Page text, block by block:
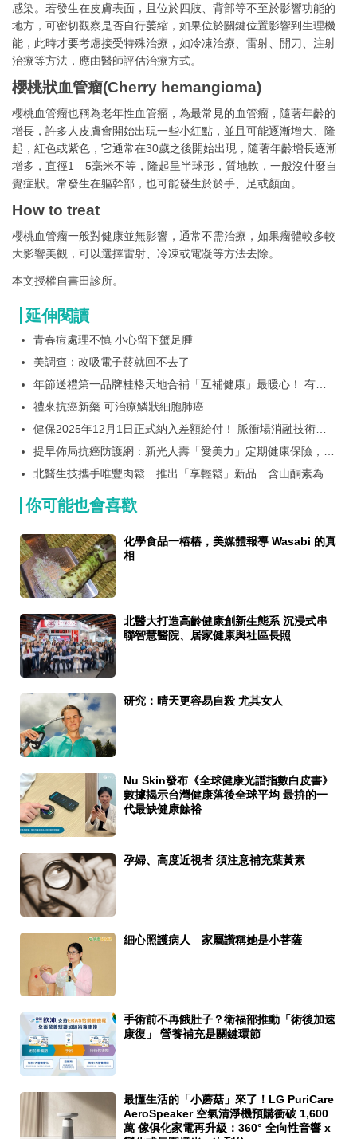
感染。若發生在皮膚表面，且位於四肢、背部等不至於影響功能的
地方，可密切觀察是否自行萎縮，如果位於關鍵位置影響到生理機
能，此時才要考慮接受特殊治療，如冷凍治療、雷射、開刀、注射
治療等方法，應由醫師評估治療方式。
櫻桃狀血管瘤(Cherry hemangioma)
櫻桃血管瘤也稱為老年性血管瘤，為最常見的血管瘤，隨著年齡的
增長，許多人皮膚會開始出現一些小紅點，並且可能逐漸增大、隆
起，紅色或紫色，它通常在30歲之後開始出現，隨著年齡增長逐漸
增多，直徑1—5毫米不等，隆起呈半球形，質地軟，一般沒什麼自
覺症狀。常發生在軀幹部，也可能發生於於手、足或顏面。
How to treat
櫻桃血管瘤一般對健康並無影響，通常不需治療，如果瘤體較多較
大影響美觀，可以選擇雷射、冷凍或電凝等方法去除。
本文授權自書田診所。
延伸閱讀
青春痘處理不慎 小心留下蟹足腫
美調查：改吸電子菸就回不去了
年節送禮第一品牌桂格天地合補「互補健康」最暖心！ 有認
證才是真心意！唯一國家護肝認證*桂格養氣人蔘穩坐健康送
禮 NO.1 桂格推LINE FRIENDS在地特色行李箱限量組，再送
10萬黃金刮刮卡
禮來抗癌新藥 可治療鱗狀細胞肺癌
健保2025年12月1日正式納入差額給付！ 脈衝場消融技術治
療心房顫動急性成功率高達99.7%
提早佈局抗癌防護網：新光人壽「愛美力」定期健康保險，靈
活保障守護女性健康
北醫生技攜手唯豐肉鬆 推出「享輕鬆」新品 含山酮素為長
你可能也會喜歡
化學食品一樁樁，美媒體報導 Wasabi 的真
相
北醫大打造高齡健康創新生態系 沉浸式串
聯智慧醫院、居家健康與社區長照
研究：晴天更容易自殺 尤其女人
Nu Skin發布《全球健康光譜指數白皮書》
數據揭示台灣健康落後全球平均 最拚的一
代最缺健康餘裕
孕婦、高度近視者 須注意補充葉黃素
細心照護病人 家屬讚稱她是小菩薩
手術前不再餓肚子？衛福部推動「術後加速
康復」 營養補充是關鍵環節
最懂生活的「小蘑菇」來了！LG PuriCare
AeroSpeaker 空氣清淨機預購衝破 1,600
萬 傢俱化家電再升級：360° 全向性音響 x